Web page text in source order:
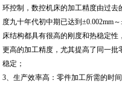
环控制，数控机床的加工精度由过去
度九十年代初中期已达到±0.002mm
床结构都具有很高的刚度和热稳定
更高的加工精度，尤其提高了同一
稳定；
3、生产效率高：零件加工所需的时